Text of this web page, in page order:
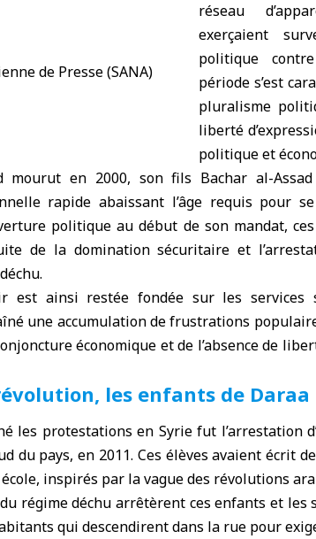
réseau
exerçaient
politique
période s’est
pluralisme
liberté
politique et
mourut en 2000, son fils Bachar al-
rapide abaissant l’âge requis pour
politique au début de son mandat,
de la domination sécuritaire et
est ainsi restée fondée sur les services
une accumulation de frustrations
économique et de l’absence de
les enfants de Daraa
les protestations en Syriefut l’arrestation
du pays, en 2011. Ces élèves avaient écrit
inspirés par la vague des révolutions
régime déchu arrêtèrent ces enfants et
qui descendirent dans la rue pour